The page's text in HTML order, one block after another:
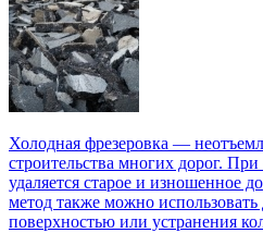
Холодная фрезеровка —
строительства многих дорог. При
удаляется старое и изношенное
метод также можно
поверхностью или устранения